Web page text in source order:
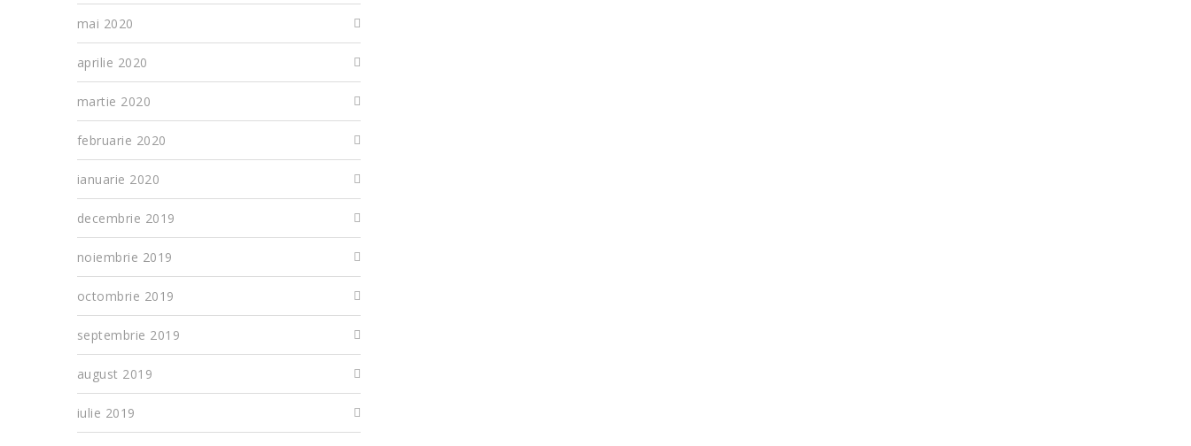
mai 2020
aprilie 2020
martie 2020
februarie 2020
ianuarie 2020
decembrie 2019
noiembrie 2019
octombrie 2019
septembrie 2019
august 2019
iulie 2019